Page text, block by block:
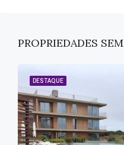
PROPRIEDADES
DESTAQUE